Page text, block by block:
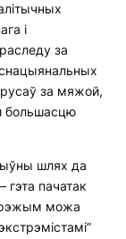
і
за
за мяжой,
большасцю
шлях да
гэта пачатак
можа